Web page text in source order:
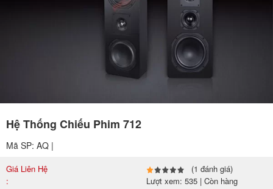
Hệ Thống Chiếu Phim 712
Mã SP: AQ |
Giá Liên Hệ
:
(1 đánh giá)
Lượt xem: 535 | Còn hàng